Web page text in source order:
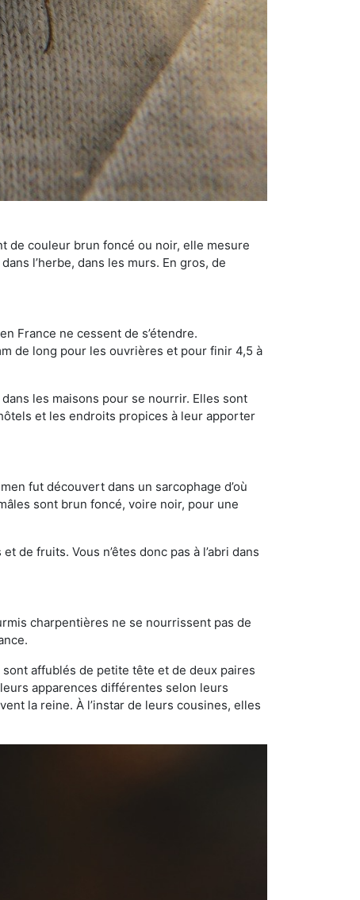
de couleur brun foncé ou noir, elle mesure
l’herbe, dans les murs. En gros, de
France ne cessent de s’étendre.
de long pour les ouvrières et pour finir 4,5 à
les maisons pour se nourrir. Elles sont
et les endroits propices à leur apporter
fut découvert dans un sarcophage d’où
sont brun foncé, voire noir, pour une
de fruits. Vous n’êtes donc pas à l’abri dans
charpentières ne se nourrissent pas de
affublés de petite tête et de deux paires
apparences différentes selon leurs
la reine. À l’instar de leurs cousines, elles